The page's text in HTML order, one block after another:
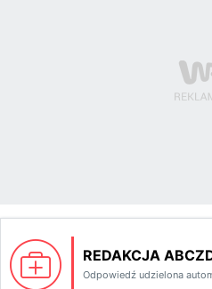
REDAKCJA
Odpowiedź udzielona